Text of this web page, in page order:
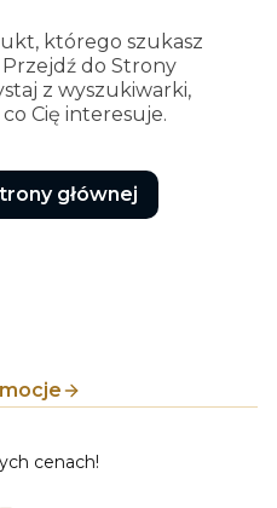
którego szukasz
do Strony
z wyszukiwarki,
Cię interesuje.
głównej
cenach!